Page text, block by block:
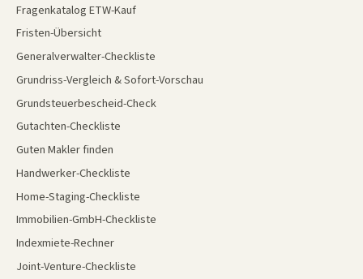
Fragenkatalog ETW-Kauf
Fristen-Übersicht
Generalverwalter-Checkliste
Grundriss-Vergleich & Sofort-Vorschau
Grundsteuerbescheid-Check
Gutachten-Checkliste
Guten Makler finden
Handwerker-Checkliste
Home-Staging-Checkliste
Immobilien-GmbH-Checkliste
Indexmiete-Rechner
Joint-Venture-Checkliste